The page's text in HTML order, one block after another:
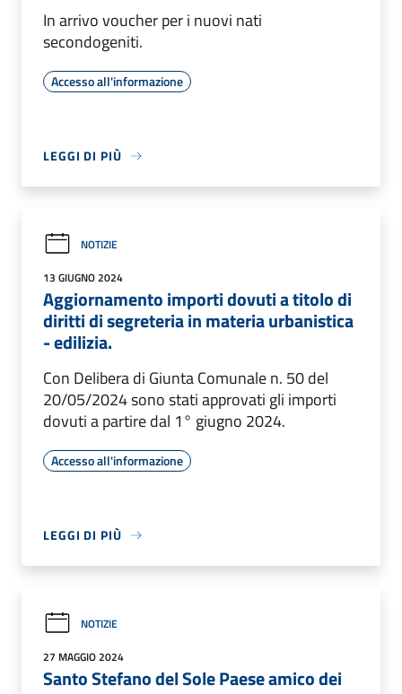
In arrivo voucher per i nuovi nati
secondogeniti.
Accesso all'informazione
LEGGI DI PIÙ
NOTIZIE
13 GIUGNO 2024
Aggiornamento importi dovuti a titolo di
diritti di segreteria in materia urbanistica
- edilizia.
Con Delibera di Giunta Comunale n. 50 del
20/05/2024 sono stati approvati gli importi
dovuti a partire dal 1° giugno 2024.
Accesso all'informazione
LEGGI DI PIÙ
NOTIZIE
27 MAGGIO 2024
Santo Stefano del Sole Paese amico dei